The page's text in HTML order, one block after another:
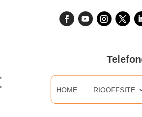
HOME
HOME RIOOFFSITE